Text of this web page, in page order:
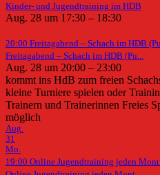
Kinder- und Jugendtraining im HDB
Aug. 28 um 17:30 – 18:30
20:00 Freitagabend – Schach im HDB
Freitagabend – Schach im HDB (Pu...
Aug. 28 um 20:00 – 23:00
kommt ins HdB zum freien
kleine Turniere spielen oder
Trainern und Trainerinnen Freies
möglich
Aug.
31
Mo.
19:00 Online Jugendtraining jeden Mont...